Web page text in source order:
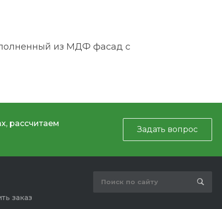
из МДФ фасад с
рассчитаем
Задать вопрос
заказ